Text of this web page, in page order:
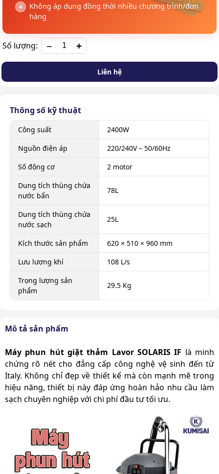
Không áp dụng đồng thời nhiều chương trình/đơn
hàng
Số lượng: +
Liên hệ
Mô tả sản phẩm
Máy phun hút giặt thảm Lavor SOLARIS IF là minh
chứng rõ nét cho đẳng cấp công nghệ vệ sinh đến từ
Italy. Không chỉ đẹp về thiết kế mà còn mạnh mẽ trong
hiệu năng, thiết bị này đáp ứng hoàn hảo nhu cầu làm
sạch chuyên nghiệp với chi phí đầu tư tối ưu.
Thông số kỹ thuật
Công suất
2400W
Nguồn điện áp
220/240V – 50/60Hz
Số động cơ
2 motor
Dung tích thùng chứa
nước bẩn
78L
Dung tích thùng chứa
nước sạch
25L
Kích thước sản phẩm
620 × 510 × 960 mm
Lưu lượng khí
108 L/s
Trọng lượng sản
phẩm
29.5 Kg